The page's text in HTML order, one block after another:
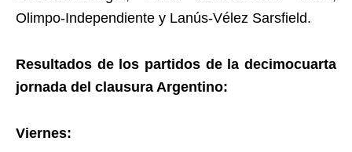
Olimpo-Independiente y Lanús-Vélez Sarsfield.
Resultados de los partidos de la decimocuarta
jornada del clausura Argentino:
Viernes: